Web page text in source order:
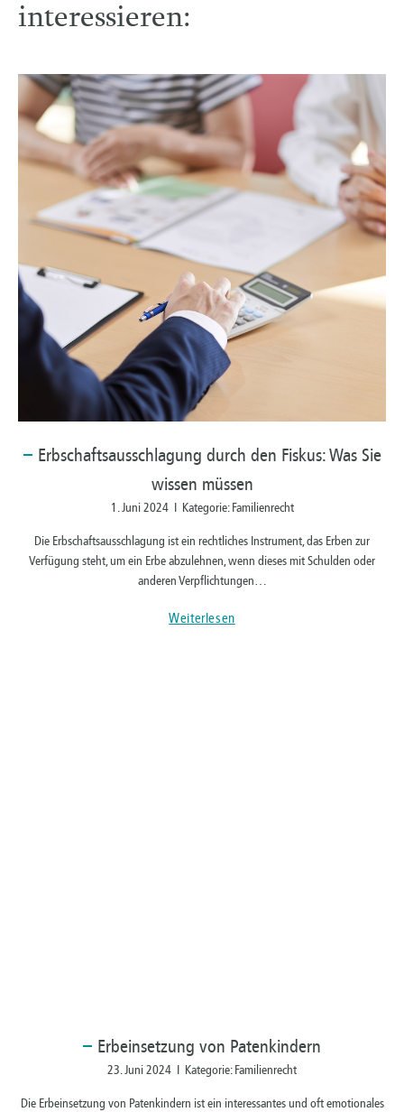
interessieren:
Erbschaftsausschlagung durch den Fiskus: Was Sie
wissen müssen
1. Juni 2024 I Kategorie: Familienrecht
Die Erbschaftsausschlagung ist ein rechtliches Instrument, das Erben zur
Verfügung steht, um ein Erbe abzulehnen, wenn dieses mit Schulden oder
anderen Verpflichtungen…
Weiterlesen
Erbeinsetzung von Patenkindern
23. Juni 2024 I Kategorie: Familienrecht
Die Erbeinsetzung von Patenkindern ist ein interessantes und oft emotionales